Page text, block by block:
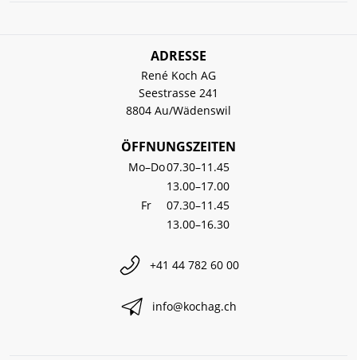
ADRESSE
René Koch AG
Seestrasse 241
8804 Au/Wädenswil
ÖFFNUNGSZEITEN
Mo–Do07.30–11.45
13.00–17.00
Fr
07.30–11.45
13.00–16.30
+41 44 782 60 00
info@kochag.ch